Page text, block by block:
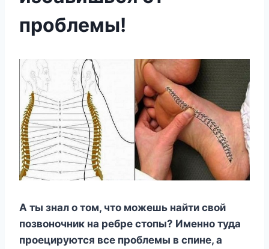
проблемы!
А ты знал о том, что можешь найти свой
позвоночник на ребре стопы? Именно туда
проецируются все проблемы в спине, а